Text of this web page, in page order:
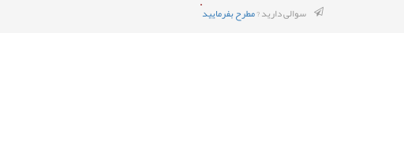
سوالی دارید ?مطرح بفرمایید